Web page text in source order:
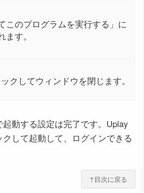
このプログラムを実行する」に
す。
クしてウィンドウを閉じます。
動する設定は完了です。Uplay
して起動して、ログインできる
↑目次に戻る